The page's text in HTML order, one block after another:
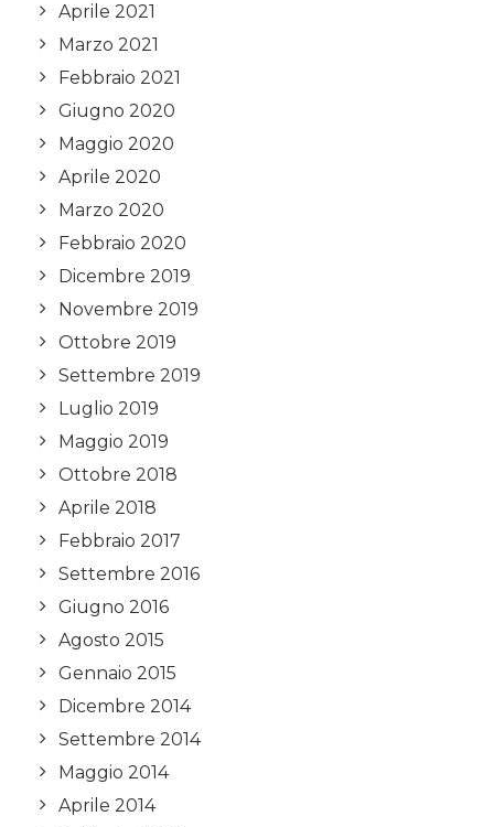
Aprile 2021
Marzo 2021
Febbraio 2021
Giugno 2020
Maggio 2020
Aprile 2020
Marzo 2020
Febbraio 2020
Dicembre 2019
Novembre 2019
Ottobre 2019
Settembre 2019
Luglio 2019
Maggio 2019
Ottobre 2018
Aprile 2018
Febbraio 2017
Settembre 2016
Giugno 2016
Agosto 2015
Gennaio 2015
Dicembre 2014
Settembre 2014
Maggio 2014
Aprile 2014